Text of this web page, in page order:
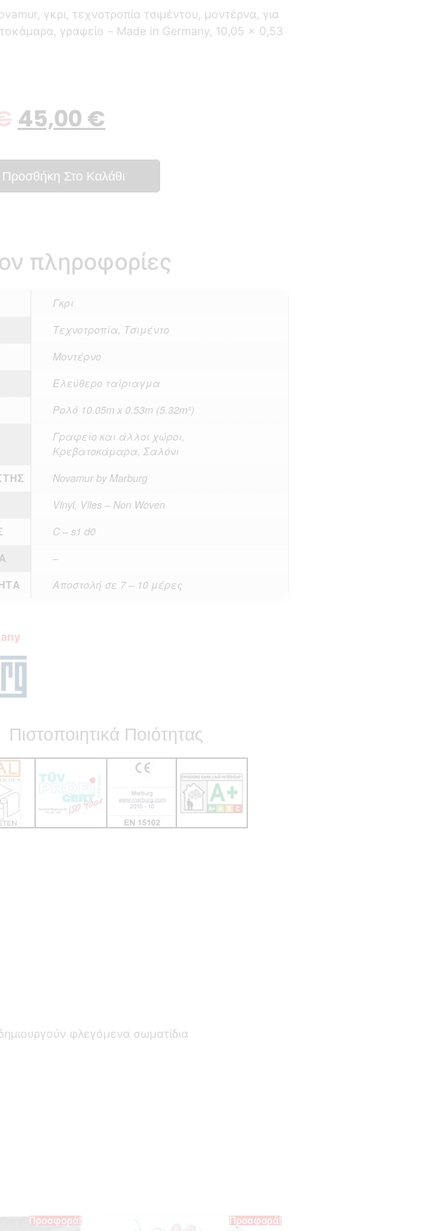
γκρι, τεχνοτροπία τσιμέντου, μοντέρνα, για
γραφείο – Made in Germany, 10,05 x 0,53
45,00 €
Προσθήκη Στο Καλάθι
πληροφορίες
Γκρι
Τεχνοτροπία, Τσιμέντο
Μοντέρνο
Ελεύθερο ταίριαγμα
Ρολό 10.05m x 0.53m (5.32m²)
Γραφείο και άλλοι χώροι,
Κρεβατοκάμαρα, Σαλόνι
Novamur by Marburg
Vinyl, Vlies – Non Woven
C – s1 d0
–
Αποστολή σε 7 – 10 μέρες
Πιστοποιητικά Ποιότητας
φλεγόμενα σωματίδια
Προσφορά! Προσφορά!